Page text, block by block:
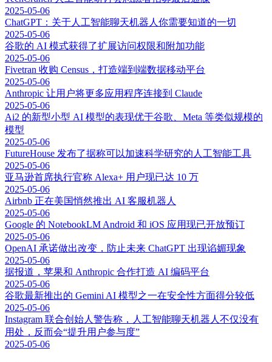
2025-05-06
ChatGPT：关于人工智能聊天机器人你需要知道的一切
2025-05-06
谷歌的 AI 模式获得了扩展访问权限和附加功能
2025-05-06
Fivetran 收购 Census，打造端到端数据移动平台
2025-05-06
Anthropic 让用户将更多应用程序连接到 Claude
2025-05-06
Ai2 的新型小型 AI 模型的表现优于谷歌、Meta 等类似规模的
模型
2025-05-06
FutureHouse 发布了据称可以加速科学研究的人工智能工具
2025-05-06
亚马逊首席执行官称 Alexa+ 用户现已达 10 万
2025-05-06
Airbnb 正在美国悄然推出 AI 客服机器人
2025-05-06
Google 的 NotebookLM Android 和 iOS 应用现已开放预订
2025-05-06
OpenAI 承诺做出改变，防止未来 ChatGPT 出现谄媚现象
2025-05-06
据报道，苹果和 Anthropic 合作打造 AI 编码平台
2025-05-06
谷歌最新推出的 Gemini AI 模型之一在安全性方面得分较低
2025-05-06
Instagram 联合创始人警告称，人工智能聊天机器人不仅没有
用处，反而会“提升用户参与度”
2025-05-06